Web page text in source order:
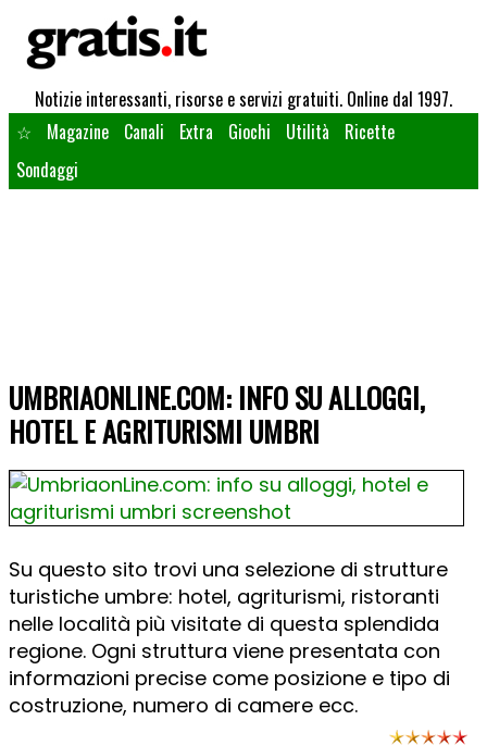
Notizie interessanti, risorse e servizi gratuiti. Online dal 1997.
☆
Magazine Canali Extra Giochi Utilità
Ricette
Sondaggi
UMBRIAONLINE.COM: INFO SU ALLOGGI,
HOTEL E AGRITURISMI UMBRI
Su questo sito trovi una selezione di strutture
turistiche umbre: hotel, agriturismi, ristoranti
nelle località più visitate di questa splendida
regione. Ogni struttura viene presentata con
informazioni precise come posizione e tipo di
costruzione, numero di camere ecc.